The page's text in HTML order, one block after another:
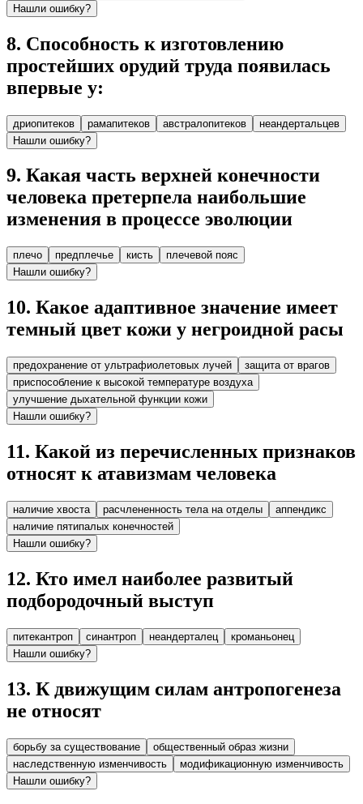
Нашли ошибку?
8. Способность к изготовлению
простейших орудий труда появилась
впервые у:
дриопитеков рамапитеков австралопитеков
неандертальцев
Нашли ошибку?
9. Какая часть верхней конечности
человека претерпела наибольшие
изменения в процессе эволюции
плечо предплечье кисть
плечевой пояс
Нашли ошибку?
10. Какое адаптивное значение имеет
темный цвет кожи у негроидной расы
предохранение от ультрафиолетовых лучей
защита от врагов
приспособление к высокой температуре воздуха
улучшение дыхательной функции кожи
Нашли ошибку?
11. Какой из перечисленных признаков
относят к атавизмам человека
наличие хвоста расчлененность тела на отделы
аппендикс
наличие пятипалых конечностей
Нашли ошибку?
12. Кто имел наиболее развитый
подбородочный выступ
питекантроп синантроп неандерталец
кроманьонец
Нашли ошибку?
13. К движущим силам антропогенеза
не относят
борьбу за существование
общественный образ жизни
наследственную изменчивость
модификационную изменчивость
Нашли ошибку?